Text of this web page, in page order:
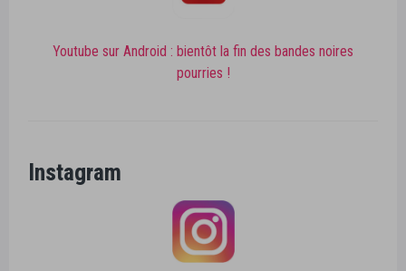
Youtube sur Android : bientôt la fin des bandes noires
pourries !
Instagram